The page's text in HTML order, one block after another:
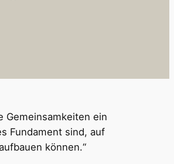
Gemeinsamkeiten ein
Fundament sind, auf
können.“